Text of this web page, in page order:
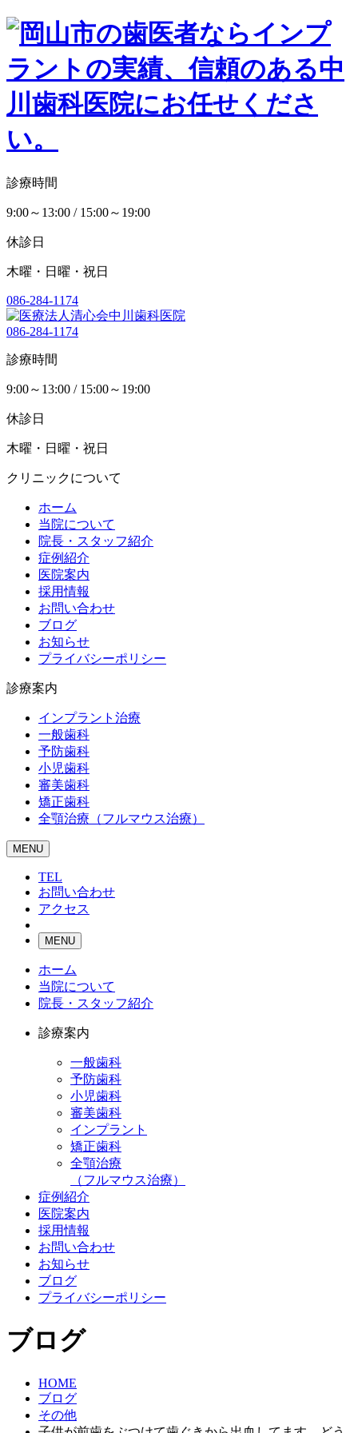
診療時間
9:00～13:00 / 15:00～19:00
休診日
木曜・日曜・祝日
086-284-1174
086-284-1174
診療時間
9:00～13:00 / 15:00～19:00
休診日
木曜・日曜・祝日
クリニックについて
ホーム
当院について
院長・スタッフ紹介
症例紹介
医院案内
採用情報
お問い合わせ
ブログ
お知らせ
プライバシーポリシー
診療案内
インプラント治療
一般歯科
予防歯科
小児歯科
審美歯科
矯正歯科
全顎治療（フルマウス治療）
MENU
TEL
お問い合わせ
アクセス
MENU
ホーム
当院について
院長・スタッフ紹介
診療案内
一般歯科
予防歯科
小児歯科
審美歯科
インプラント
矯正歯科
全顎治療
（フルマウス治療）
症例紹介
医院案内
採用情報
お問い合わせ
お知らせ
ブログ
プライバシーポリシー
ブログ
HOME
ブログ
その他